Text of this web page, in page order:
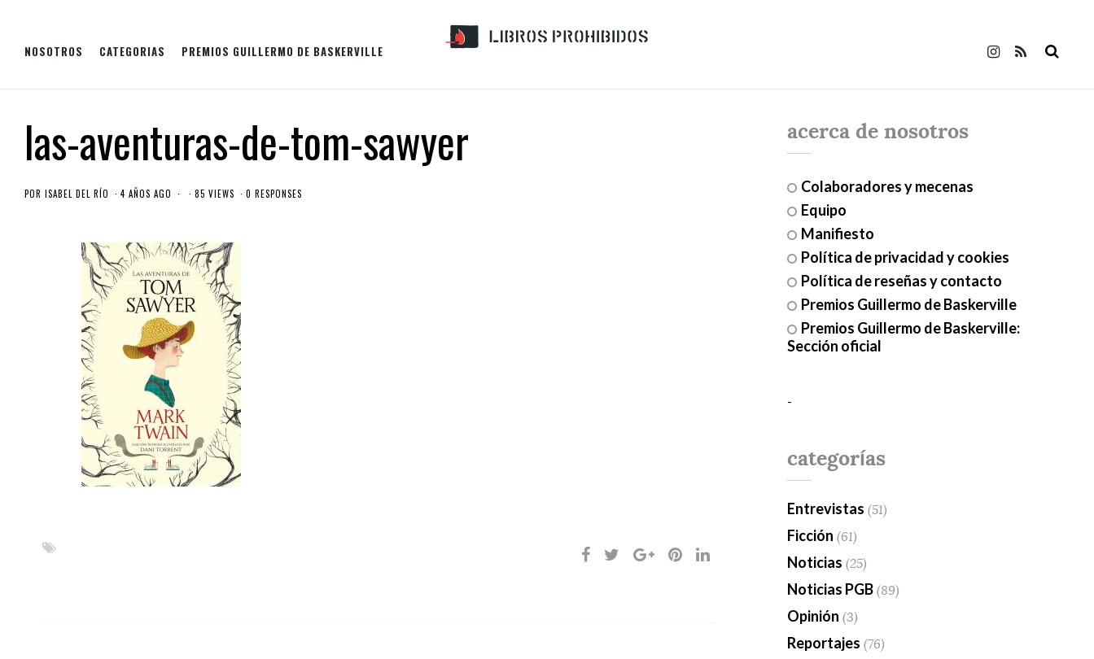
NOSOTROS CATEGORIAS PREMIOS GUILLERMO DE BASKERVILLE
las-aventuras-de-tom-sawyer
POR ISABEL DEL RÍO 4 AÑOS AGO 85 VIEWS 0 RESPONSES
acerca de nosotros
Colaboradores y mecenas
Equipo
Manifiesto
Política de privacidad y cookies
Política de reseñas y contacto
Premios Guillermo de Baskerville
Premios Guillermo de Baskerville:
Sección oficial
-
categorías
Entrevistas (51)
Ficción (61)
Noticias (25)
Noticias PGB (89)
Opinión (3)
Reportajes (76)